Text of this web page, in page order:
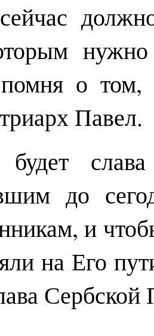
о
Павел.
до
и
на Его